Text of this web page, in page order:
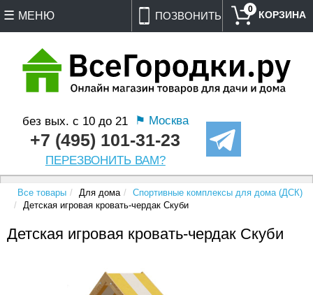
ПОЗВОНИТЬ
без вых. с 10 до 21 ⚑ Москва
+7 (495) 101-31-23
ПЕРЕЗВОНИТЬ ВАМ?
0
МЕНЮ
Все товары Для дома
Спортивные комплексы для дома (ДСК)
Детская игровая кровать-чердак Скуби
Детская игровая кровать-чердак Скуби